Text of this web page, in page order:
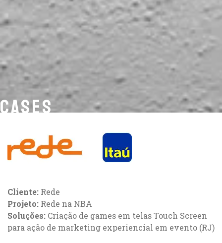
CASES
Cliente: Rede
Projeto: Rede na NBA
Soluções: Criação de games em telas Touch Screen
para ação de marketing experiencial em evento (RJ)